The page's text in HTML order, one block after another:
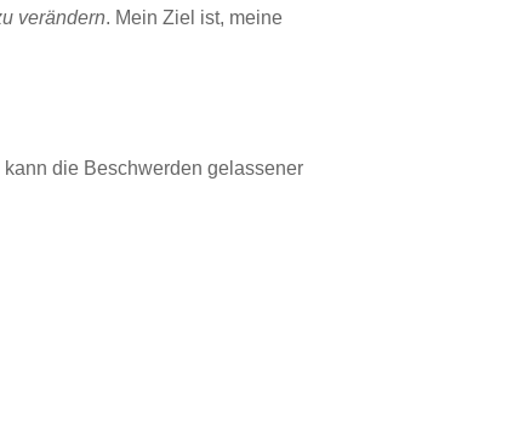
verändern. Mein Ziel ist, meine
die Beschwerden gelassener